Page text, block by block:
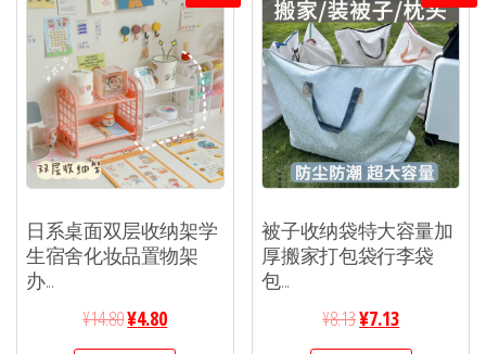
日系桌面双层收纳架学
生宿舍化妆品置物架
办...
¥14.80¥4.80
被子收纳袋特大容量加
厚搬家打包袋行李袋
包...
¥8.13¥7.13